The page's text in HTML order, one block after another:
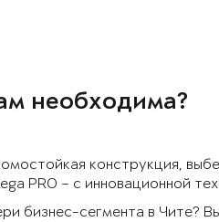
необходима?
конструкция,
PRO – с инновационной
бизнес-сегмента в Чите?